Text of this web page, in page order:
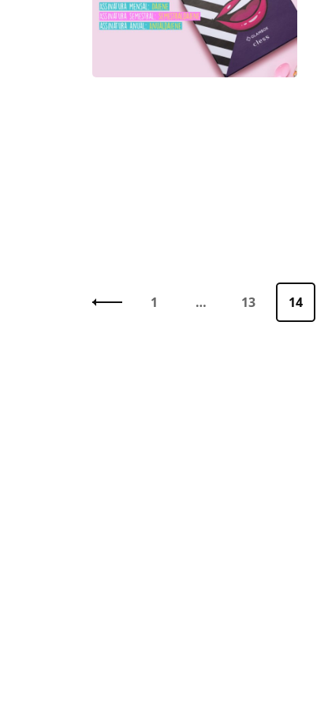
de
Página
1 … Página
13 Página
14